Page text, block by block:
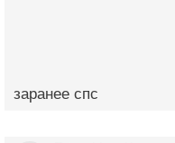
заранее спс